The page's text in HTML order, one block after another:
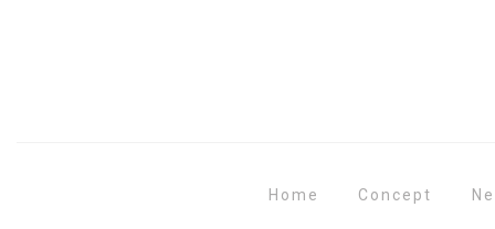
Home Concept